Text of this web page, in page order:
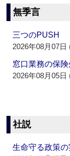
無季言
三つのPUSH
2026年08月07日
窓口業務の保
2026年08月05日
社説
生命守る政策